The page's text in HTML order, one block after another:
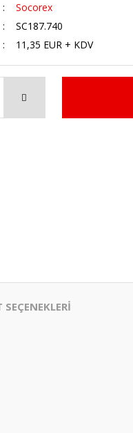
Socorex
SC187.740
11,35 EUR + KDV